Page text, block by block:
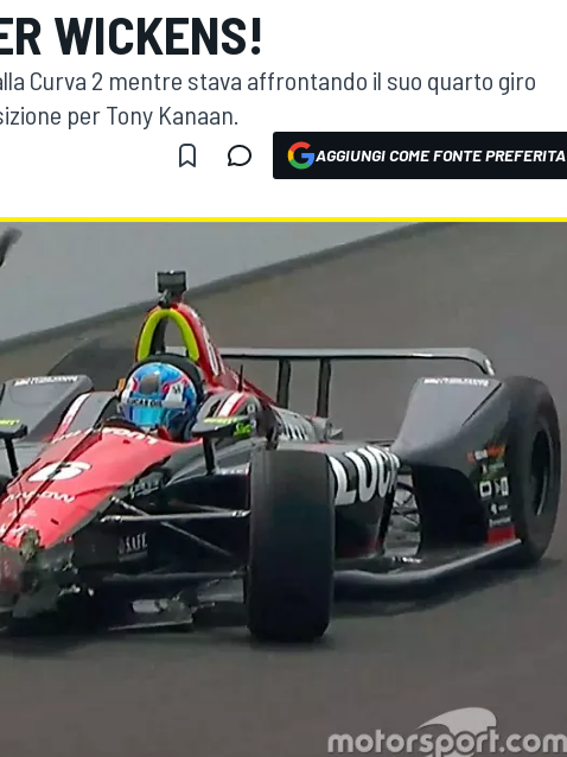
WICKENS!
Curva 2 mentre stava affrontando il suo quarto giro
per Tony Kanaan.
AGGIUNGI COME FONTE PREFERITA